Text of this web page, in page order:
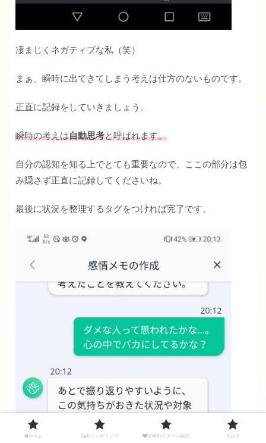
凄まじくネガティブな私（笑）
まぁ、瞬時に出てきてしまう考えは仕方のないものです。
正直に記録をしていきましょう。
瞬時の考えは自動思考と呼ばれます。
自分の認知を知る上でとても重要なので、ここの部分は包
み隠さず正直に記録してくださいね。
最後に状況を整理するタグをつければ完了です。
ホーム カウンセリング 症状別イメージ瞑想 ブログ